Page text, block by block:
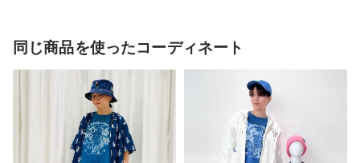
同じ商品を使ったコーディネート